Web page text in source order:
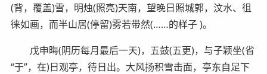
(背，覆盖)雪，明烛(照亮)天南，望晚日照城郭，汶水、徂
徕如画，而半山居(停留)雾若带然(……的样子 )。
戊申晦(阴历每月最后一天)，五鼓(五更)，与子颖坐(省
“于”，在)日观亭，待日出。大风扬积雪击面，亭东自足下